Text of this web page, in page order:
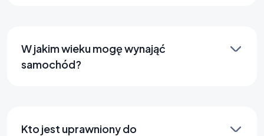
W jakim wieku mogę wynająć
samochód?
Kto jest uprawniony do